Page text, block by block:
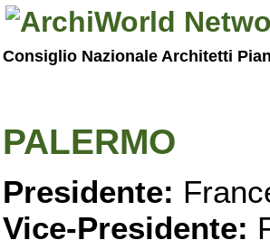
Consiglio Nazionale Architetti
PALERMO
Presidente:
Vice-Presidente: